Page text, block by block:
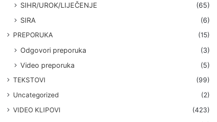
SIHR/UROK/LIJEČENJE
(65)
SIRA
(6)
PREPORUKA (15)
Odgovori preporuka
(3)
Video preporuka
(5)
TEKSTOVI
(99)
Uncategorized
(2)
VIDEO KLIPOVI
(423)